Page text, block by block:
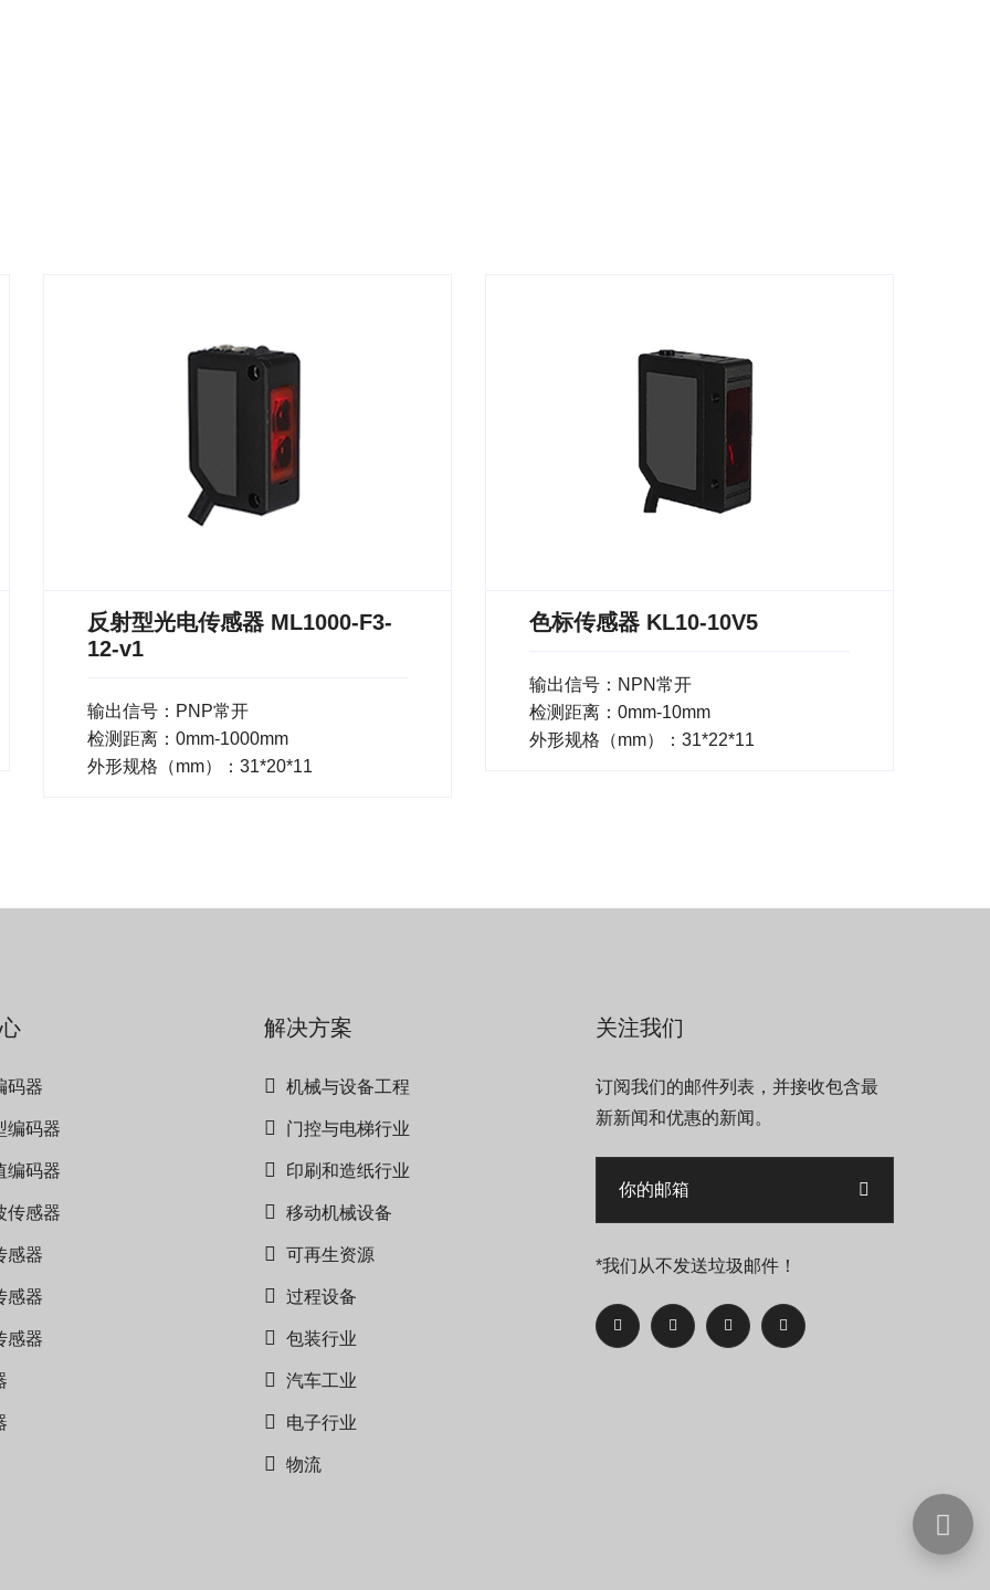
反射型光电传感器 ML1000-F3-
12-v1
输出信号：PNP常开
检测距离：0mm-1000mm
外形规格（mm）：31*20*11
色标传感器 KL10-10V5
输出信号：NPN常开
检测距离：0mm-10mm
外形规格（mm）：31*22*11
码器
编码器
编码器
传感器
感器
感器
感器
解决方案
机械与设备工程
门控与电梯行业
印刷和造纸行业
移动机械设备
可再生资源
过程设备
包装行业
汽车工业
电子行业
物流
关注我们
订阅我们的邮件列表，并接收包含最
新新闻和优惠的新闻。
*我们从不发送垃圾邮件！